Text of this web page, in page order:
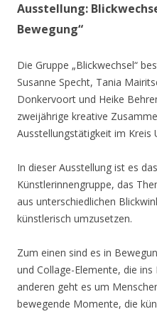
Ausstellung:
Bewegung“
Die Gruppe „Blickwechsel“
Susanne Specht, Tania
Donkervoort und Heike
zweijährige kreative
Ausstellungstätigkeit im Kreis
In dieser Ausstellung ist es
Künstlerinnengruppe, das
aus unterschiedlichen
künstlerisch umzusetzen.
Zum einen sind es in
und Collage-Elemente, die
anderen geht es um
bewegende Momente, die